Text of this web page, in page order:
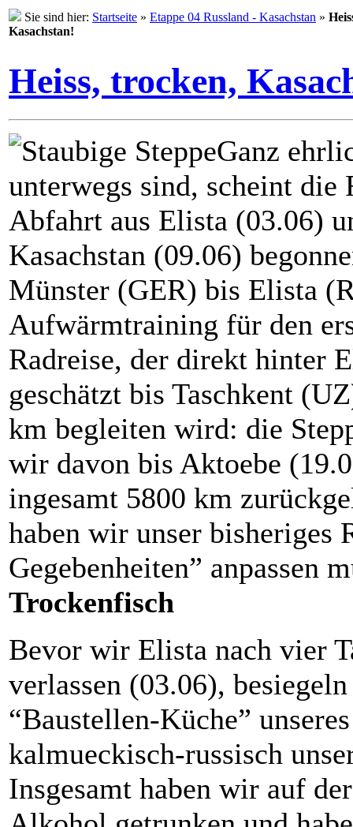
Sie sind hier: Startseite » Etappe 04 Russland - Kasachstan »
Kasachstan!
Heiss, trocken,
Ganz
unterwegs sind, scheint
Abfahrt aus Elista (03.06)
Kasachstan (09.06)
Münster (GER) bis Elista
Aufwärmtraining für den
Radreise, der direkt hinter
geschätzt bis Taschkent
km begleiten wird: die
wir davon bis Aktoebe
ingesamt 5800 km
haben wir unser bisheriges
Gegebenheiten” anpassen
Trockenfisch
Bevor wir Elista nach vier
verlassen (03.06),
“Baustellen-Küche”
kalmueckisch-russisch
Insgesamt haben wir auf